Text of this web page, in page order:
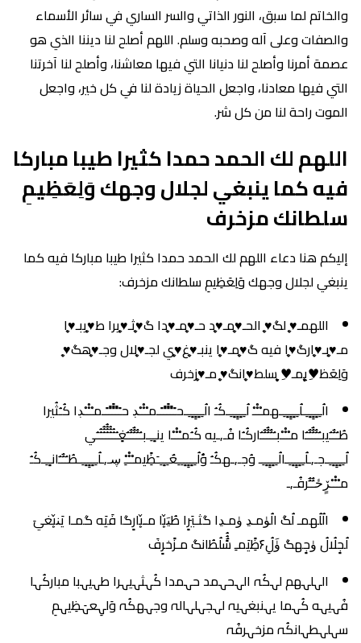
والخاتم لما سبق، النور الذاتي والسر الساري في سائر الأسماء
والصفات وعلى آله وصحبه وسلم. اللهم أصلح لنا ديننا الذي هو
عصمة أمرنا وأصلح لنا دنيانا التي فيها معاشنا، وأصلح لنا آخرتنا
التي فيها معادنا، واجعل الحياة زيادة لنا في كل خير، واجعل
الموت راحة لنا من كل شر.
اللهم لك الحمد حمدا كثيرا طيبا مباركا
فيه كما ينبغي لجلال وجهك وَلِعَظِيمِ
سلطانك مزخرف
إليكم هنا دعاء اللهم لك الحمد حمدا كثيرا طيبا مباركا فيه كما
ينبغي لجلال وجهك وَلِعَظِيمِ سلطانك مزخرف:
اللهمـ♥̨̥̬̩ لگ♥̨̥̬̩ الحـ♥̨̥̬̩مـ♥̨̥̬̩د حـ♥̨̥̬̩مـ♥̨̥̬̩دا گ♥̨̥̬̩ثـ♥̨̥̬̩يرا ط♥̨̥̬̩يبـ♥̨̥̬̩ا
مـ♥̨̥̬̩بـ♥̨̥̬̩ارگ♥̨̥̬̩ا فيه گ♥̨̥̬̩مـ♥̨̥̬̩ا ينبـ♥̨̥̬̩غ♥̨̥̬̩ي لجـ♥̨̥̬̩لال وجـ♥̨̥̬̩هگ♥̨̥̬̩
وَلِعَظ♥ِ̨̥̬̩يمـ♥ِ̨̥̬̩ سلط♥̨̥̬̩انگ♥̨̥̬̩ مـ♥̨̥̬̩زخرف
الُـِـِِـِِِـِِـِـلُـِـِِـِِِـِِـِـهمـْـْْـْ لُـِـِِـِِِـِِـِـكُـُ الُـِـِِـِِِـِِـِـحـًـًًـًًًـًًـًـمـْـْْـْڊ حـًـًًـًًًـًًـًـمـْـْْـْڊا كُـُثُيرا
طُـٌـٌٌـٌيبـٌـٌٌـٌٌٌـٌٌـٌا مـْـْْـْبـٌـٌٌـٌٌٌـٌٌـٌاركُـُا فُـ,ـيه كُـُمـْـْْـْا ينـِِـِـبـٌـٌٌـٌٌٌـٌٌـٌغٍـُـُُـُُُـُُُُـُُُـُُـُي
لُـِـِِـِِِـِِـِـجـ,ـلُـِـِِـِِِـِِـِـالُـِـِِـِِِـِِـِـ وُجـ,ـهكُـُ وَُلُـِـِِـِِِـِِـِـِعٌـِـِِـِـَظًِيمـْـْْـِْ ڛـ,ـلُـِـِِـِِِـِِـِـطُـٌـٌٌـٌانـِِـِـكُـُ
مـْـْْـْڒٍځـٌٌـٌٌرفُـ,ـ
الُلُهمـ لُگ الُۈمـﮃ ۈمـﮃا گثـيَرٍا طُيَ̜̌با مـ̜̌بارٍگا فَيَه گمـا يَن̜̌بغيَ
لُجٍلُالُ ۈجٍهگ ۈَلُِ۶َظًِيَمـِ سًٌُُلُطُانگ مـزًخرٍفَ
الہلہهم لہكُہ الہحہمد حہمدا كُہثہيہرا طہيہبا مباركُہا
فُہيہه كُہما يہنبغہيہ لہجہلہالہ وجہهكُہ وَلہِعہَظِيہمِ
سہلہطہانكُہ مزخہرفُہ